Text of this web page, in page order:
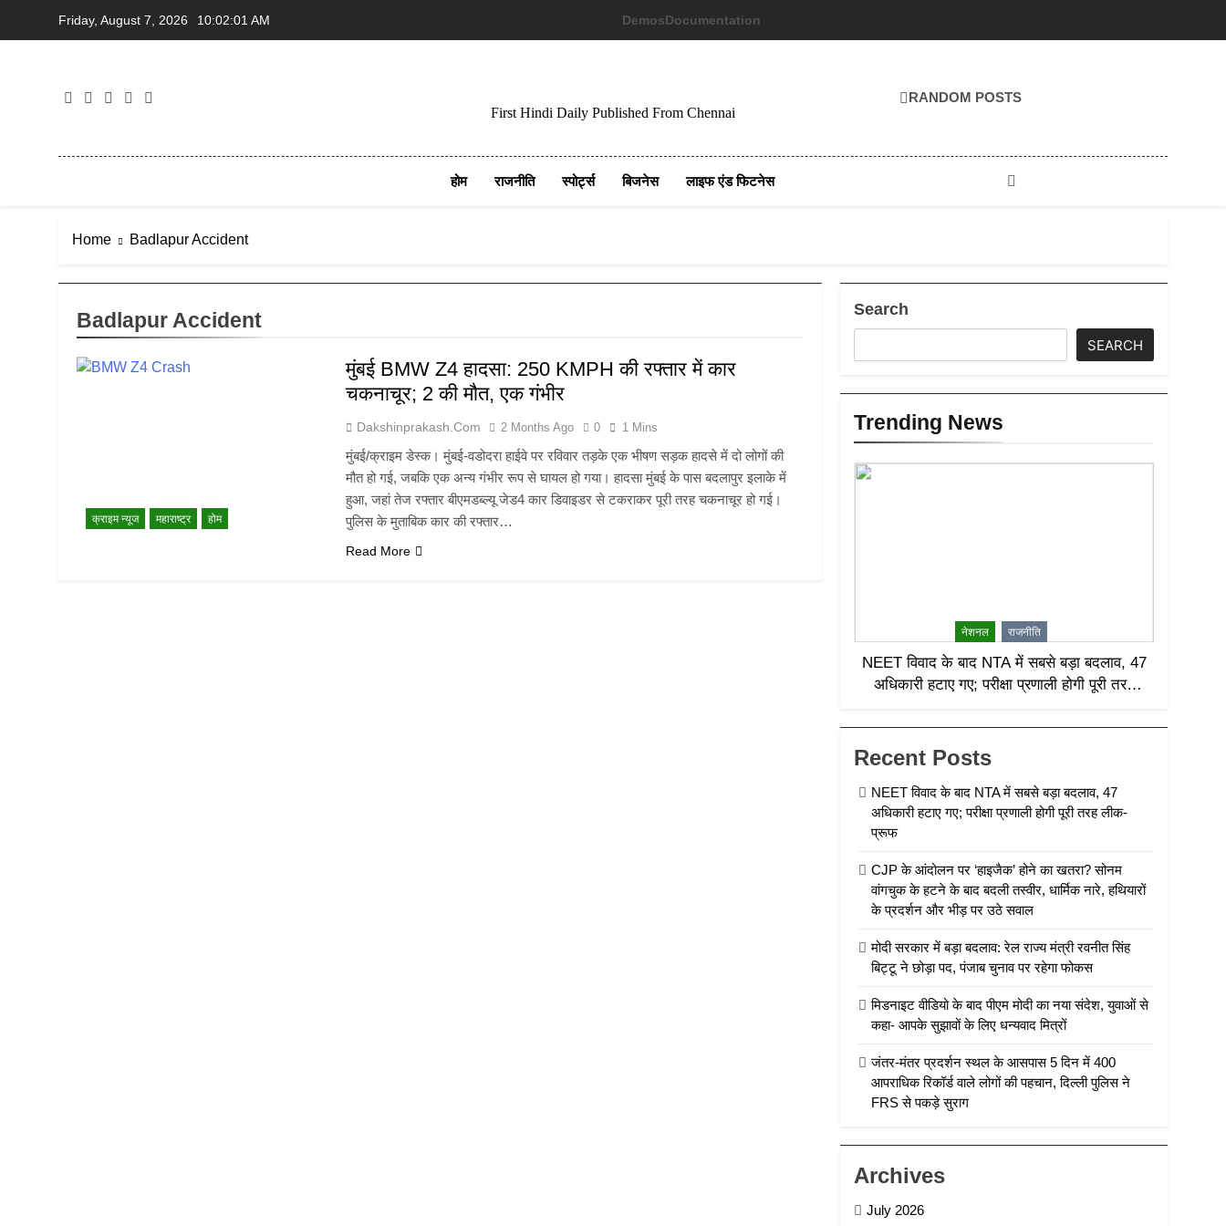
Friday, August 7, 2026 10:02:01 AM DemosDocumentation
First Hindi Daily Published From Chennai
RANDOM POSTS
होम राजनीति स्पोर्ट्स बिजनेस लाइफ एंड फिटनेस
Home Badlapur Accident
Badlapur Accident
क्राइम न्यूज महाराष्ट्र होम
मुंबई BMW Z4 हादसा: 250 KMPH की रफ्तार में कार
चकनाचूर; 2 की मौत, एक गंभीर
Dakshinprakash.com 2 Months Ago 0 1 Mins
मुंबई/क्राइम डेस्क। मुंबई-वडोदरा हाईवे पर रविवार तड़के एक भीषण सड़क हादसे में दो लोगों की
मौत हो गई, जबकि एक अन्य गंभीर रूप से घायल हो गया। हादसा मुंबई के पास बदलापुर इलाके में
हुआ, जहां तेज रफ्तार बीएमडब्ल्यू जेड4 कार डिवाइडर से टकराकर पूरी तरह चकनाचूर हो गई।
पुलिस के मुताबिक कार की रफ्तार…
Read More
Search
SEARCH
Trending News
नेशनल राजनीति
NEET विवाद के बाद NTA में सबसे बड़ा बदलाव, 47
अधिकारी हटाए गए; परीक्षा प्रणाली होगी पूरी तरह
Recent Posts
NEET विवाद के बाद NTA में सबसे बड़ा बदलाव, 47
अधिकारी हटाए गए; परीक्षा प्रणाली होगी पूरी तरह लीक-
प्रूफ
CJP के आंदोलन पर ‘हाइजैक’ होने का खतरा? सोनम
वांगचुक के हटने के बाद बदली तस्वीर, धार्मिक नारे, हथियारों
के प्रदर्शन और भीड़ पर उठे सवाल
मोदी सरकार में बड़ा बदलाव: रेल राज्य मंत्री रवनीत सिंह
बिट्टू ने छोड़ा पद, पंजाब चुनाव पर रहेगा फोकस
मिडनाइट वीडियो के बाद पीएम मोदी का नया संदेश, युवाओं से
कहा- आपके सुझावों के लिए धन्यवाद मित्रों
जंतर-मंतर प्रदर्शन स्थल के आसपास 5 दिन में 400
आपराधिक रिकॉर्ड वाले लोगों की पहचान, दिल्ली पुलिस ने
FRS से पकड़े सुराग
Archives
July 2026